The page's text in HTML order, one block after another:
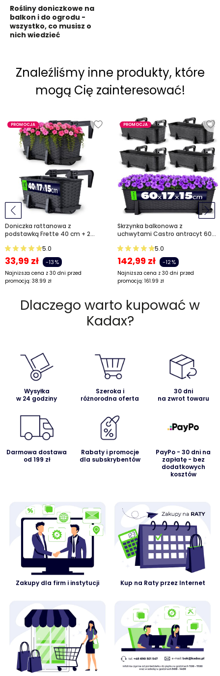
Rośliny doniczkowe na
balkon i do ogrodu -
wszystko, co musisz o
nich wiedzieć
Znaleźliśmy inne produkty, które
mogą Cię zainteresować!
PROMOCJA
Doniczka rattanowa z
podstawką Frette 40 cm + 2
5.0
33,99 zł -13%
Najniższa cena z 30 dni przed
promocją: 38.99 zł
PROMOCJA
Skrzynka balkonowa z
uchwytami Castro antracyt 60
5.0
142,99 zł -12%
Najniższa cena z 30 dni przed
promocją: 161.99 zł
Dlaczego warto kupować w
Kadax?
Wysyłka
w 24 godziny
Szeroka i
różnorodna oferta
30 dni
na zwrot towaru
Darmowa dostawa
od 199 zł
Rabaty i promocje
dla subskrybentów
PayPo - 30 dni na
zapłatę - bez
dodatkowych
kosztów
Zakupy dla firm i instytucji Kup na Raty przez Internet